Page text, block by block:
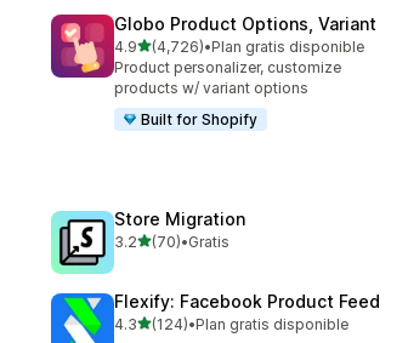
Globo Product Options, Variant
4.9de 5 estrellas
(4,726)
4726 reseñas en total
•Plan gratis disponible
Product personalizer, customize
products w/ variant options
Built for Shopify
Store Migration
3.2de 5 estrellas
(70)
70 reseñas en total
•Gratis
Flexify: Facebook Product Feed
4.3de 5 estrellas
(124)
124 reseñas en total
•Plan gratis disponible